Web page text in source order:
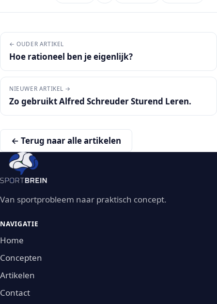
← OUDER ARTIKEL
Hoe rationeel ben je eigenlijk?
NIEUWER ARTIKEL →
Zo gebruikt Alfred Schreuder Sturend Leren.
← Terug naar alle artikelen
Van sportprobleem naar praktisch concept.
NAVIGATIE
Home
Concepten
Artikelen
Contact